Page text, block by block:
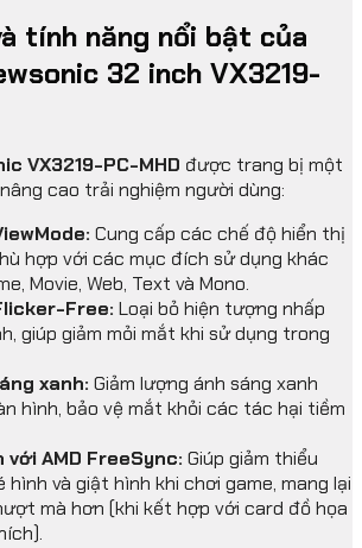
tính năng nổi bật của
32 inch VX3219-
VX3219-PC-MHD được trang bị một
cao trải nghiệm người dùng:
Cung cấp các chế độ hiển thị
hợp với các mục đích sử dụng khác
Movie, Web, Text và Mono.
Free: Loại bỏ hiện tượng nhấp
giúp giảm mỏi mắt khi sử dụng trong
xanh: Giảm lượng ánh sáng xanh
hình, bảo vệ mắt khỏi các tác hại tiềm
AMD FreeSync: Giúp giảm thiểu
và giật hình khi chơi game, mang lại
mà hơn (khi kết hợp với card đồ họa